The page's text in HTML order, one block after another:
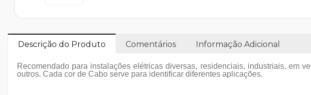
Descrição do Produto Comentários Informação Adicional
Recomendado para instalações elétricas diversas, residenciais, industriais, em
outros. Cada cor de Cabo serve para identificar diferentes aplicações.